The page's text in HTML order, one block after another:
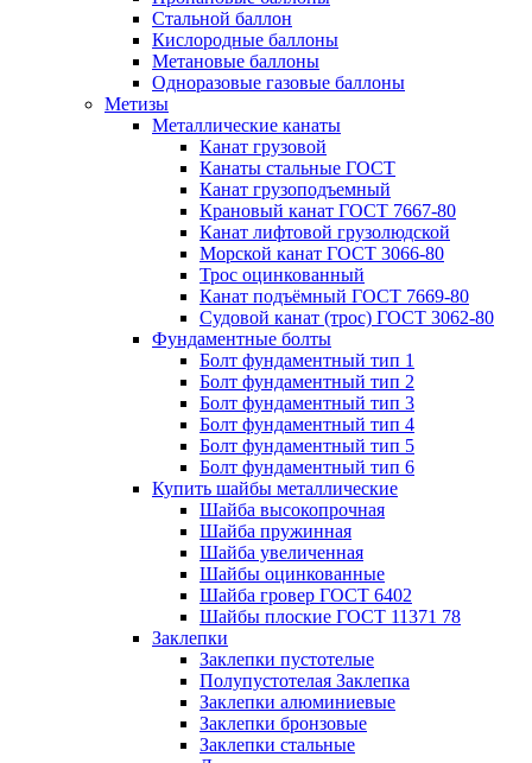
Стальной баллон
Кислородные баллоны
Метановые баллоны
Одноразовые газовые баллоны
Метизы
Металлические канаты
Канат грузовой
Канаты стальные ГОСТ
Канат грузоподъемный
Крановый канат ГОСТ 7667-80
Канат лифтовой грузолюдской
Морской канат ГОСТ 3066-80
Трос оцинкованный
Канат подъёмный ГОСТ 7669-80
Судовой канат (трос) ГОСТ 3062-80
Фундаментные болты
Болт фундаментный тип 1
Болт фундаментный тип 2
Болт фундаментный тип 3
Болт фундаментный тип 4
Болт фундаментный тип 5
Болт фундаментный тип 6
Купить шайбы металлические
Шайба высокопрочная
Шайба пружинная
Шайба увеличенная
Шайбы оцинкованные
Шайба гровер ГОСТ 6402
Шайбы плоские ГОСТ 11371 78
Заклепки
Заклепки пустотелые
Полупустотелая Заклепка
Заклепки алюминиевые
Заклепки бронзовые
Заклепки стальные